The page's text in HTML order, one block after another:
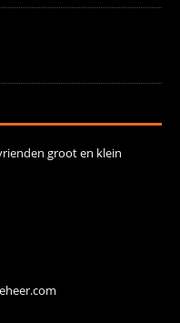
groot en klein